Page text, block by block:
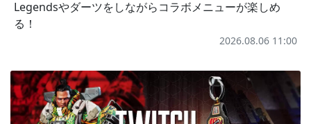
Legendsやダーツをしながらコラボメニューが楽しめ
る！
2026.08.06 11:00